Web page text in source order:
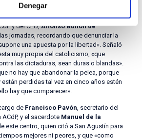
Denegar
por la libertad»
y del CEU,Alfonso Bullón de
las jornadas, recordando que denunciar la
una apuesta por la libertad». Señaló
muy propia del catolicismo, «que
las dictaduras, sean duras o blandas».
no hay que abandonar la pelea, porque
perdidas tal vez en cinco años estén
hay que comparecer».
deFrancisco Pavón , secretario del
y el sacerdote Manuel de la
este centro, quien citó a San Agustín para
mejores ni peores, y que «como